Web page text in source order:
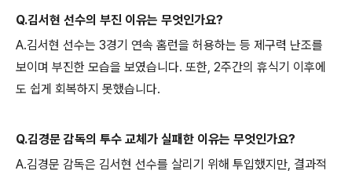
Q.김서현 선수의 부진 이유는 무엇인가요?
A.김서현 선수는 3경기 연속 홈런을 허용하는 등 제구력 난조를
보이며 부진한 모습을 보였습니다. 또한, 2주간의 휴식기 이후에
도 쉽게 회복하지 못했습니다.
Q.김경문 감독의 투수 교체가 실패한 이유는 무엇인가요?
A.김경문 감독은 김서현 선수를 살리기 위해 투입했지만, 결과적